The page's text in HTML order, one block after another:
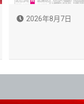
2026年8月7日